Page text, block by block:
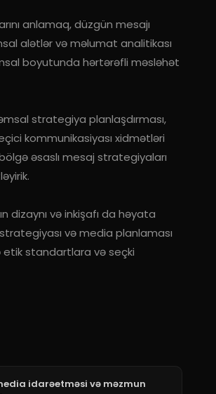
anlamaq, düzgün mesajı
alətlər və məlumat analitikası
boyutunda hərtərəfli məsləhət
strategiya planlaşdırması,
kommunikasiyası xidmətləri
əsaslı mesaj strategiyaları
və inkişafı da həyata
və media planlaması
etik standartlara və seçki
idarəetməsi və məzmun